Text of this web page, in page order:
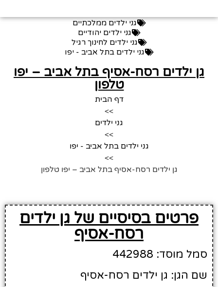
גני ילדים ממלכתיים
גני ילדים יהודיים
גני ילדים לחינוך רגיל
גני ילדים בתל אביב - יפו
גן ילדים רסח-אסיף בתל אביב – יפו
טלפון
דף הבית
>>
גני ילדים
>>
גני ילדים בתל אביב - יפו
>>
גן ילדים רסח-אסיף בתל אביב – יפו טלפון
פרטים בסיסיים של גן ילדים
רסח-אסיף
סמל מוסד: 442988
שם הגן: גן ילדים רסח-אסיף